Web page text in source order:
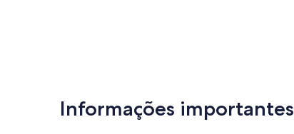
Informações importantes